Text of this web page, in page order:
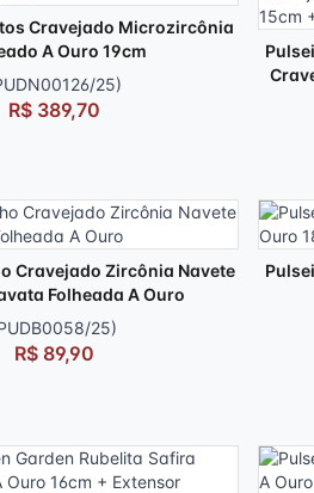
Cravejado Microzircônia
A Ouro 19cm
25)
R$ 389,70
Cravejado Zircônia Navete
Folheada A Ouro
25)
R$ 89,90